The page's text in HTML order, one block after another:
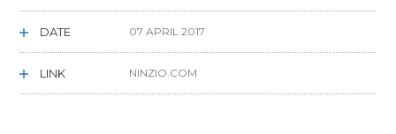
DATE 07 APRIL 2017
LINK NINZIO.COM